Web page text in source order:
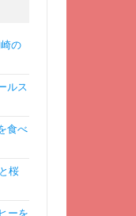
の
ルス
食べ
桜
ーを